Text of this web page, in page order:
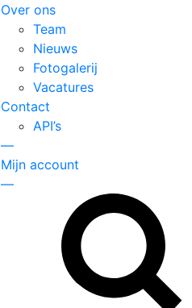
Over ons
Team
Nieuws
Fotogalerij
Vacatures
Contact
API’s
—
Mijn account
—